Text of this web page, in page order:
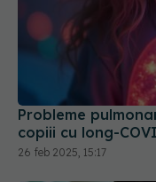
Probleme
copiii cu long-
26 feb 2025, 15:17